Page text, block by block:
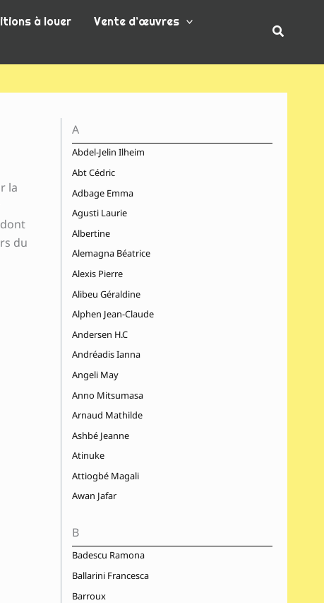
à louer
Vente d’œuvres
la
du
A
Abdel-Jelin Ilheim
Abt Cédric
Adbage Emma
Agusti Laurie
Albertine
Alemagna Béatrice
Alexis Pierre
Alibeu Géraldine
Alphen Jean-Claude
Andersen H.C
Andréadis Ianna
Angeli May
Anno Mitsumasa
Arnaud Mathilde
Ashbé Jeanne
Atinuke
Attiogbé Magali
Awan Jafar
B
Badescu Ramona
Ballarini Francesca
Barroux